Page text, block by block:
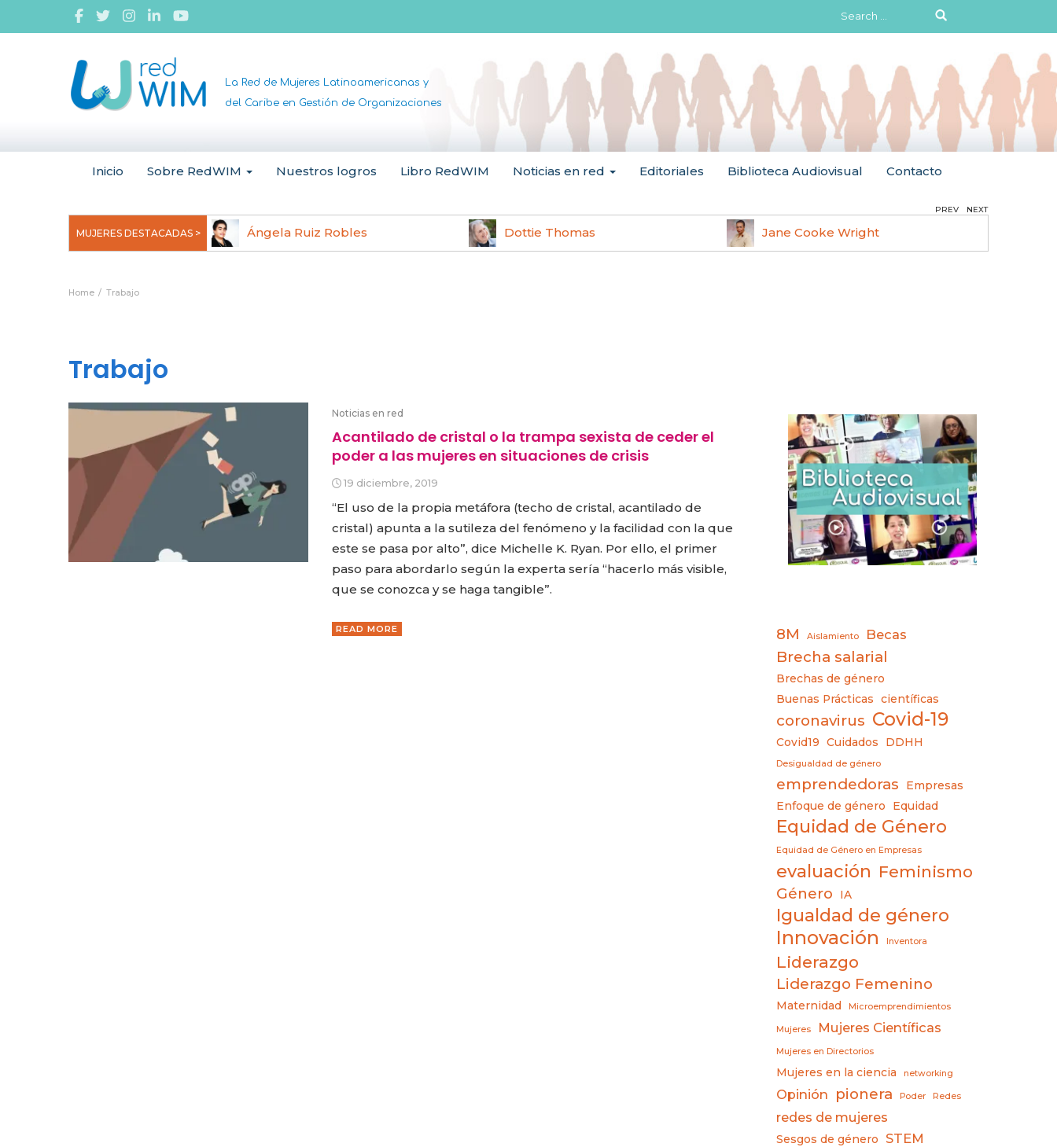
Search
for:
La Red de Mujeres Latinoamericanas y
del Caribe en Gestión de Organizaciones
Inicio Sobre RedWIM Nuestros logros Libro RedWIM Noticias en red Editoriales Biblioteca Audiovisual Contacto
MUJERES DESTACADAS >
Uchegbu, pionera en
Ángela Ruiz Robles Dottie Thomas Jane Cooke Wright
PREV NEXT
Home Trabajo
Trabajo
Noticias en red
Acantilado de cristal o la trampa sexista de ceder el
poder a las mujeres en situaciones de crisis
19 diciembre, 2019
“El uso de la propia metáfora (techo de cristal, acantilado de
cristal) apunta a la sutileza del fenómeno y la facilidad con la que
este se pasa por alto”, dice Michelle K. Ryan. Por ello, el primer
paso para abordarlo según la experta sería “hacerlo más visible,
que se conozca y se haga tangible”.
READ MORE 8M Aislamiento Becas
Brecha salarial
Brechas de género
Buenas Prácticas
científicas
coronavirus Covid-19
Covid19 Cuidados DDHH
Desigualdad de género
emprendedoras
Empresas
Enfoque de género
Equidad
Equidad de Género
Equidad de Género en Empresas
evaluación Feminismo
Género IA
Igualdad de género
Innovación Inventora
Liderazgo
Liderazgo Femenino
Maternidad Microemprendimientos
Mujeres Mujeres Científicas
Mujeres en Directorios
Mujeres en la ciencia networking
Opinión pionera Poder Redes
redes de mujeres
Sesgos de género STEM